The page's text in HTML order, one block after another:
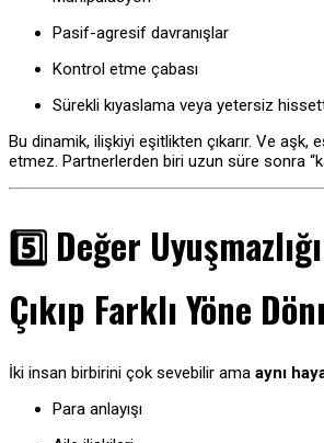
Pasif-agresif davranışlar
Kontrol etme çabası
Sürekli kıyaslama veya yetersiz
Bu dinamik, ilişkiyi eşitlikten çıkarır. Ve aşk,
etmez. Partnerlerden biri uzun süre sonra
5️⃣ Değer
Çıkıp Farklı Yöne
İki insan birbirini çok sevebilir ama aynı
Para anlayışı